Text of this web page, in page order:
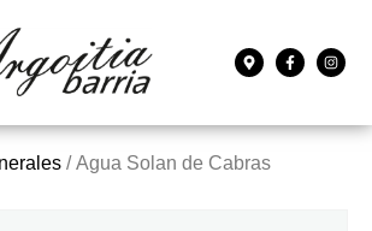
/ Agua Solan de Cabras